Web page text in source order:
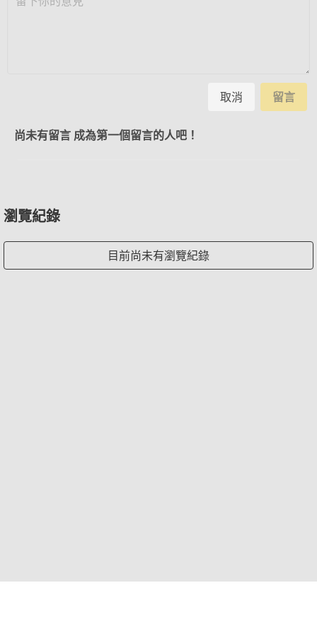
取消 留言
尚未有留言 成為第一個留言的人吧！
瀏覽紀錄
目前尚未有瀏覽紀錄